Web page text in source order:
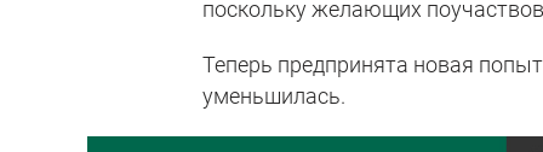
поскольку желающих
Теперь предпринята новая
уменьшилась.